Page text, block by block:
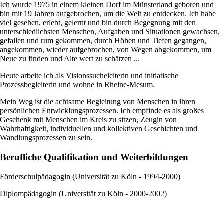
Ich wurde 1975 in einem kleinen Dorf im Münsterland geboren und
bin mit 19 Jahren aufgebrochen, um die Welt zu entdecken. Ich habe
viel gesehen, erlebt, gelernt und bin durch Begegnung mit den
unterschiedlichsten Menschen, Aufgaben und Situationen gewachsen,
gefallen und rum gekommen, durch Höhen und Tiefen gegangen,
angekommen, wieder aufgebrochen, von Wegen abgekommen, um
Neue zu finden und Alte wert zu schätzen ...
Heute arbeite ich als Visionssucheleiterin und initiatische
Prozessbegleiterin und wohne in Rheine-Mesum.
Mein Weg ist die achtsame Begleitung von Menschen in ihren
persönlichen Entwicklungsprozessen. Ich empfinde es als großes
Geschenk mit Menschen im Kreis zu sitzen, Zeugin von
Wahrhaftigkeit, individuellen und kollektiven Geschichten und
Wandlungsprozessen zu sein.
Berufliche Qualifikation und Weiterbildungen
Förderschulpädagogin (Universität zu Köln - 1994-2000)
Diplompädagogin (Universität zu Köln - 2000-2002)